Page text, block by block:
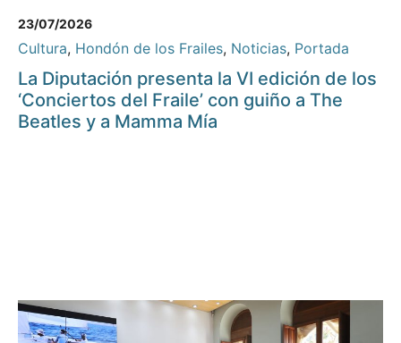
23/07/2026
Cultura, Hondón de los Frailes, Noticias, Portada
La Diputación presenta la VI edición de los
‘Conciertos del Fraile’ con guiño a The
Beatles y a Mamma Mía